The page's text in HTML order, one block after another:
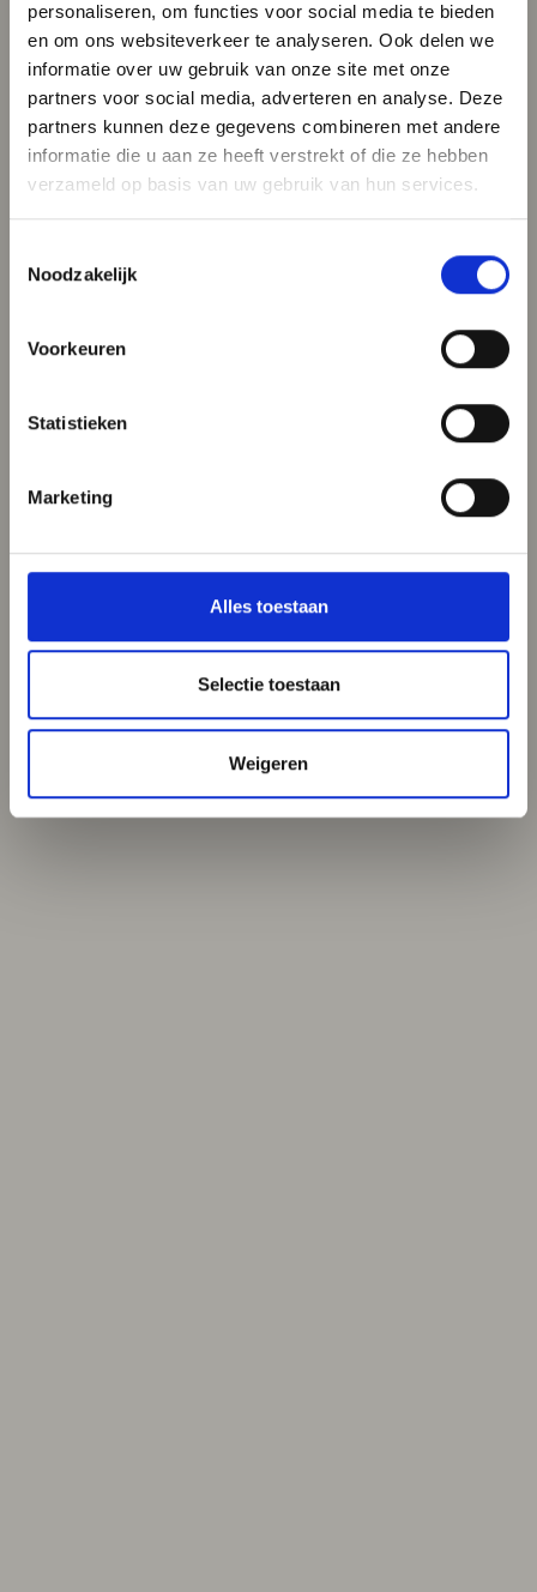
personaliseren, om functies voor social media te bieden
en om ons websiteverkeer te analyseren. Ook delen we
informatie over uw gebruik van onze site met onze
partners voor social media, adverteren en analyse. Deze
partners kunnen deze gegevens combineren met andere
informatie die u aan ze heeft verstrekt of die ze hebben
verzameld op basis van uw gebruik van hun services.
Noodzakelijk
Voorkeuren
Statistieken
Marketing
Alles toestaan
Selectie toestaan
Weigeren